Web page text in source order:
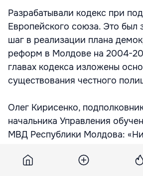
Разрабатывали кодекс при
Европейского союза. Это был
шаг в реализации плана
реформ в Молдове на 2004-
главах кодекса изложены
существования честного
Олег Кирисенко,
начальника Управления
МВД Республики Молдова:
документе внимание